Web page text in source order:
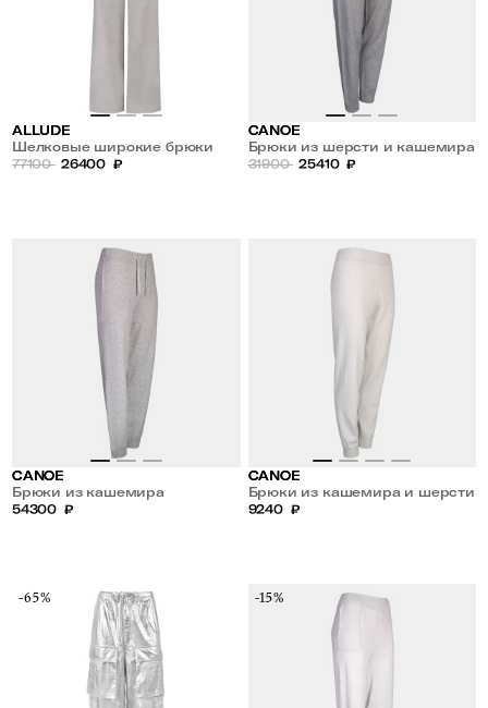
ALLUDE
Шелковые широкие брюки
77100 26400 ₽
CANOE
Брюки из шерсти и кашемира
31900 25410 ₽
CANOE
Брюки из кашемира
54300 ₽
CANOE
Брюки из кашемира и шерсти
9240 ₽
-65% -15%